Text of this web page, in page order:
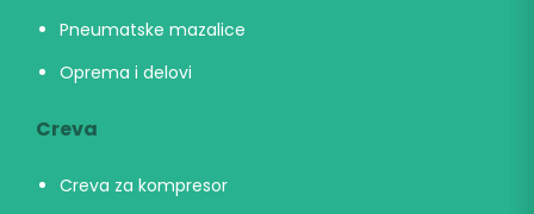
Pneumatske mazalice
Oprema i delovi
Creva
Creva za kompresor